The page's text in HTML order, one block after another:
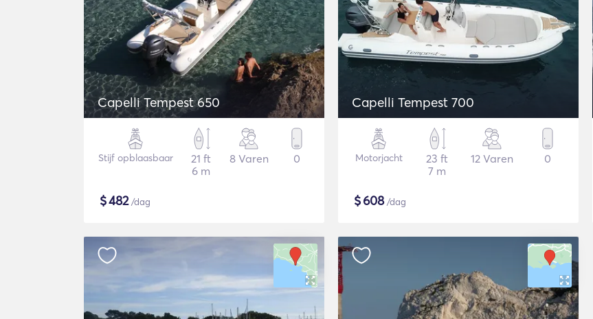
Capelli Tempest 650
Stijf opblaasbaar
21 ft
6 m
8 Varen 0
$482/dag
Capelli Tempest 700
Motorjacht
23 ft
7 m
12 Varen 0
$608/dag